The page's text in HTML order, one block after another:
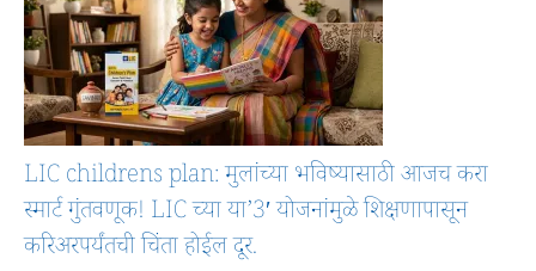
LIC childrens plan: मुलांच्या भविष्यासाठी आजच करा
स्मार्ट गुंतवणूक! LIC च्या या’3′ योजनांमुळे शिक्षणापासून
करिअरपर्यंतची चिंता होईल दूर.